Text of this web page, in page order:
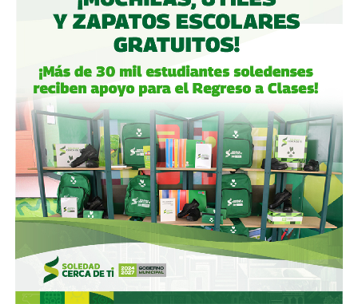
garantizaban el control de la aeroportuaria y luego
concretó una oferta pública con la que en julio de 2021,
alcanzó el 30.1% de participación económica, suficiente
para mantener el control hasta que lo vendieron a la
francesa Vinci Airports en 2022 (El Economista, dic. 2020
y jul. 2021; Folleto Informativo Definitivo, Bolsa Mexicana
de Valores, may. 2021).
Si bien todos estos empresarios se han aliado en otras
ocasiones (en 2017 ganaron la licitación para construir
el ahora cancelado Aeropuerto de Texcoco),cuando
se otorgó la concesión para la administración de El
Realito, ni Slim ni Martínez ni los copresidentes de
Televisa tenían sus actuales injerencias en Aquos, por
lo que se podría decir que ésta fue heredada, y acabó
dejando el control de la presa en las manos de cuatro de